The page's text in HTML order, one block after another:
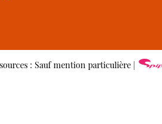
: Sauf mention particulière |